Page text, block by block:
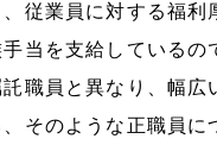
従業員に対する福利
当を支給しているの
職員と異なり、幅広
そのような正職員に